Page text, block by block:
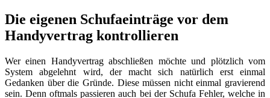
Die eigenen Schufaeinträge vor dem
Handyvertrag kontrollieren
Wer einen Handyvertrag abschließen möchte und plötzlich vom
System abgelehnt wird, der macht sich natürlich erst einmal
Gedanken über die Gründe. Diese müssen nicht einmal gravierend
sein. Denn oftmals passieren auch bei der Schufa Fehler, welche in